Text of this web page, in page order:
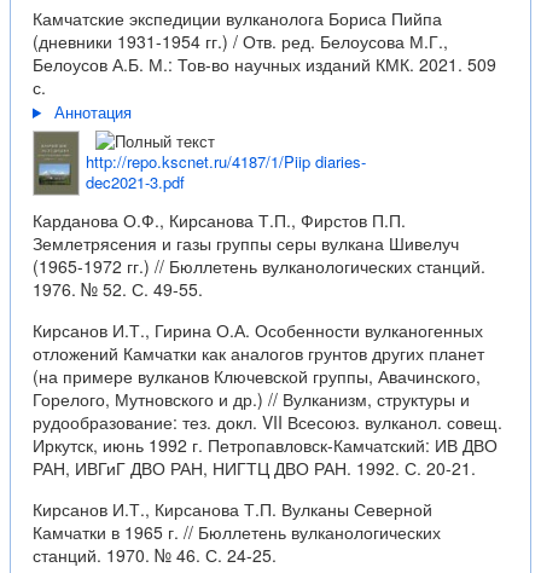
Камчатские экспедиции вулканолога Бориса Пийпа
(дневники 1931-1954 гг.) / Отв. ред. Белоусова М.Г.,
Белоусов А.Б. М.: Тов-во научных изданий КМК. 2021. 509
с.
Аннотация
http://repo.kscnet.ru/4187/1/Piip diaries-
dec2021-3.pdf
Карданова О.Ф., Кирсанова Т.П., Фирстов П.П.
Землетрясения и газы группы серы вулкана Шивелуч
(1965-1972 гг.) // Бюллетень вулканологических станций.
1976. № 52. С. 49-55.
Кирсанов И.Т., Гирина О.А. Особенности вулканогенных
отложений Камчатки как аналогов грунтов других планет
(на примере вулканов Ключевской группы, Авачинского,
Горелого, Мутновского и др.) // Вулканизм, структуры и
рудообразование: тез. докл. VII Всесоюз. вулканол. совещ.
Иркутск, июнь 1992 г. Петропавловск-Камчатский: ИВ ДВО
РАН, ИВГиГ ДВО РАН, НИГТЦ ДВО РАН. 1992. С. 20-21.
Кирсанов И.Т., Кирсанова Т.П. Вулканы Северной
Камчатки в 1965 г. // Бюллетень вулканологических
станций. 1970. № 46. С. 24-25.